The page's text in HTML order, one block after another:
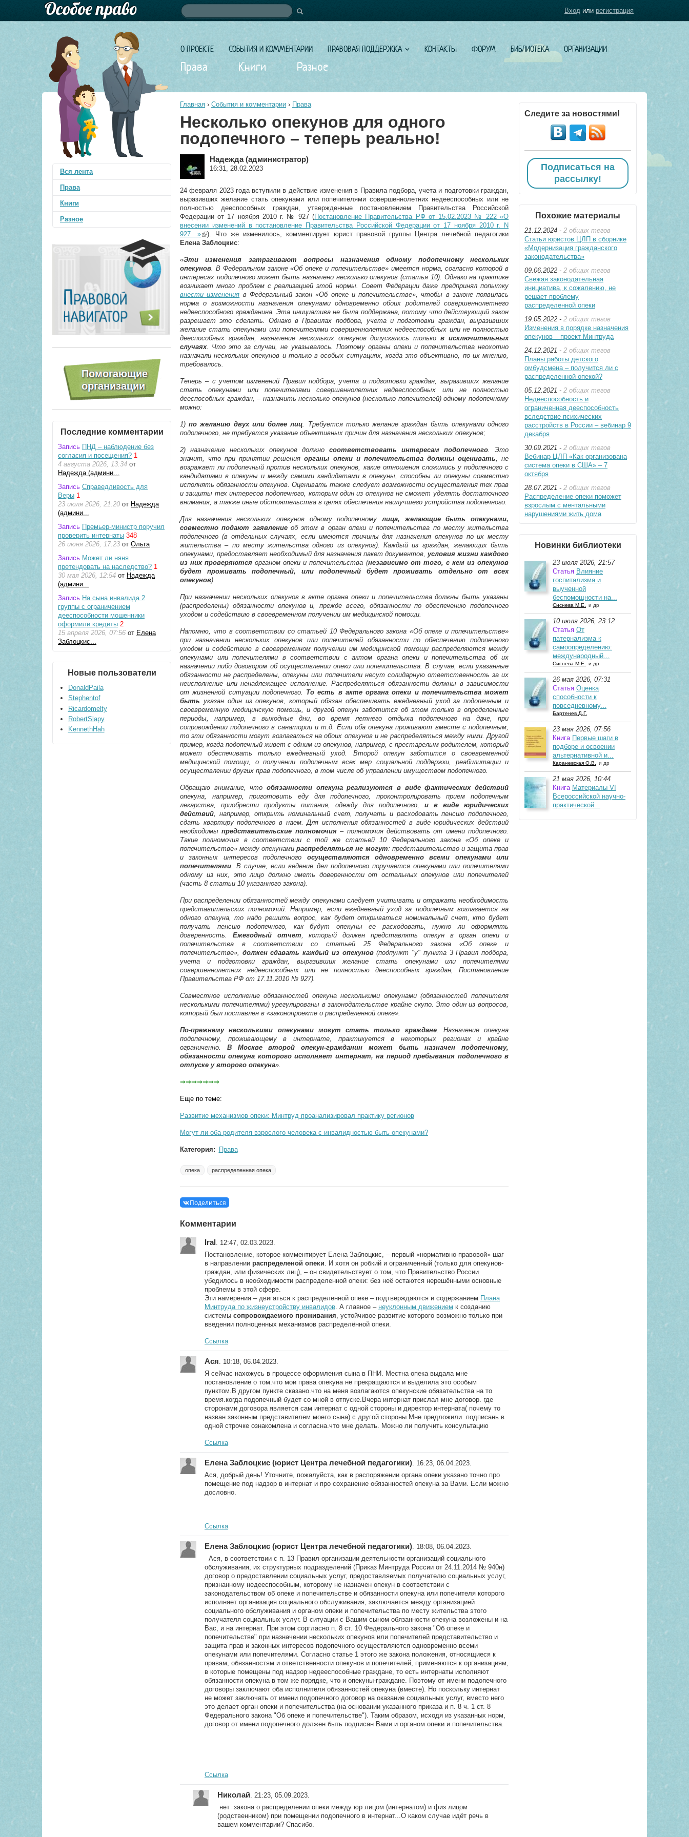
О ПРОЕКТЕ СОБЫТИЯ И КОММЕНТАРИИ ПРАВОВАЯ ПОДДЕРЖКА КОНТАКТЫ ФОРУМ БИБЛИОТЕКА ОРГАНИЗАЦИИ
Права Книги Разное
Форма поиска
Поиск Вход или регистрация
Главная › События и комментарии › Права
Несколько опекунов для одного
подопечного – теперь реально!
Надежда (администратор)
16:31, 28.02.2023
24 февраля 2023 года вступили в действие изменения в Правила подбора, учета и подготовки граждан,
выразивших желание стать опекунами или попечителями совершеннолетних недееспособных или не
полностью дееспособных граждан, утвержденные постановлением Правительства Российской
Федерации от 17 ноября 2010 г. № 927 (Постановление Правительства РФ от 15.02.2023 № 222 «О
внесении изменений в постановление Правительства Российской Федерации от 17 ноября 2010 г. N
927…»(link is external)
). Что же изменилось, комментирует юрист правовой группы Центра лечебной педагогики
Елена Заблоцкис:
«Эти изменения затрагивают вопросы назначения одному подопечному нескольких
опекунов. В Федеральном законе «Об опеке и попечительстве» имеется норма, согласно которой в
интересах подопечного может быть назначено несколько опекунов (статья 10). Однако на практике
возникает много проблем с реализацией этой нормы. Совет Федерации даже предпринял попытку
внести изменения в Федеральный закон «Об опеке и попечительстве», чтобы в законе появилась
норма о возможности назначения опекунами одновременно обоих родителей совершеннолетнего
недееспособного гражданина. Эта инициатива не была поддержана, потому что действующий закон
разрешает это сделать. Однако в Правилах подбора, учета и подготовки граждан, выразивших
желание стать опекунами или попечителями совершеннолетних недееспособных или не полностью
дееспособных граждан, назначение нескольких опекунов допускалось тольков исключительных
случаях. Что это за случаи, не указывалось. Поэтому органы опеки и попечительства неохотно
назначали нескольких опекунов и только в особых ситуациях, когда это объективно, по их мнению,
требовалось.
Теперь – с учетом изменений Правил подбора, учета и подготовки граждан, выразивших желание
стать опекунами или попечителями совершеннолетних недееспособных или не полностью
дееспособных граждан, – назначить несколько опекунов (несколько попечителей) одному подопечному
можно:
1)по желанию двух или более лиц. Требуется только желание граждан быть опекунами одного
подопечного, не требуется указание объективных причин для назначения нескольких опекунов;
2) назначение нескольких опекунов должно соответствовать интересам подопечного. Это
значит, что при принятии решенияорганы опеки и попечительства должны оценивать, не
возражает ли подопечный против нескольких опекунов, какие отношения сложились у подопечного с
кандидатами в опекуны и между самими кандидатами в опекуны, способны ли опекуны совместно
исполнять обязанности опекунов. Оценивать также следует возможности осуществления тех прав
и защиты тех интересов подопечного, которым один из опекунов не сможет уделять достаточного
внимания, а также иные обстоятельства в целях обеспечения наилучшего устройства подопечного.
Для назначения нескольких опекунов одному подопечномулица, желающие быть опекунами,
совместно подают заявлениеоб этом в орган опеки и попечительства по месту жительства
подопечного (в отдельных случаях, если имеются причины для назначения опекунов по их месту
жительства – по месту жительства одного из опекунов). Каждый из граждан, желающих быть
опекунами, предоставляет необходимый для назначения пакет документов, условия жизни каждого
из них проверяются органом опеки и попечительства (независимо от того, с кем из опекунов
будет проживать подопечный, или подопечный будет проживать отдельно от всех
опекунов).
При назначении нескольких опекунов в акте органа опеки и попечительства должны быть указаны
(распределены) обязанности опекунов и, прежде всего, обязанности по обеспечению подопечного
уходом и содействию в своевременном получении им медицинской помощи.
Напомню, что в соответствии со статьей 10 Федерального закона «Об опеке и попечительстве»
при назначении нескольких опекунов или попечителей обязанности по обеспечению подопечного
уходом и содействию в своевременном получении им медицинской помощи распределяются между
опекунами или попечителями в соответствии с актом органа опеки и попечительства об их
назначении либо договором об осуществлении опеки или попечительства. В случае, если указанные
обязанности не распределены, опекуны или попечители несут солидарную ответственность за их
неисполнение или ненадлежащее исполнение. Распределяться обязанности должны в зависимости
от жизненной ситуации подопечного. То есть в акте органа опеки и попечительства может
быть указан один из опекунов, который обязан обеспечивать ежедневный уход за подопечным и
своевременную медицинскую помощь, и другой опекун заботится об этом только в определенные
периоды, например, в выходные дни, во время летнего отдыха подопечного на даче, при
сопровождении подопечного в санатории и т.д. Если оба опекуна проживают вместе с подопечным,
то эти обязанности могут возлагаться на обоих опекунов и не распределяться между ними. Другой
пример, когда подопечный живет с одним из опекунов, например, с престарелым родителем, который
может обеспечивать только ежедневный уход. Второй опекун заботится о своевременной
медицинской помощи, о получении подопечным всех мер социальной поддержки, реабилитации и
осуществлении других прав подопечного, в том числе об управлении имуществом подопечного.
Обращаю внимание, что обязанности опекуна реализуются в виде фактических действий
опекуна, например, приготовить еду для подопечного, проконтролировать прием подопечным
лекарства, приобрести продукты питания, одежду для подопечного, и в виде юридических
действий, например, открыть номинальный счет, получать и расходовать пенсию подопечного,
сдать квартиру подопечного в наем. Для исполнения обязанностей в виде юридических действий
необходимыпредставительские полномочия– полномочия действовать от имени подопечного.
Такие полномочия в соответствии с той же статьей 10 Федерального закона «Об опеке и
попечительстве» между опекунамираспределяться не могут: представительство и защита прав
и законных интересов подопечного осуществляются одновременно всеми опекунами или
попечителями. В случае, если ведение дел подопечного поручается опекунами или попечителями
одному из них, это лицо должно иметь доверенности от остальных опекунов или попечителей
(часть 8 статьи 10 указанного закона).
При распределении обязанностей между опекунами следует учитывать и отражать необходимость
представительских полномочий. Например, если ежедневный уход за подопечным возлагается на
одного опекуна, то надо решить вопрос, как будет открываться номинальный счет, кто будет
получать пенсию подопечного, как будут опекуны ее расходовать, нужно ли оформлять
доверенность. Ежегодный отчет, который должен представлять опекун в орган опеки и
попечительства в соответствии со статьей 25 Федерального закона «Об опеке и
попечительстве», должен сдавать каждый из опекунов(подпункт "у" пункта 3 Правил подбора,
учета и подготовки граждан, выразивших желание стать опекунами или попечителями
совершеннолетних недееспособных или не полностью дееспособных граждан, Постановление
Правительства РФ от 17.11.2010 № 927).
Совместное исполнение обязанностей опекуна несколькими опекунами (обязанностей попечителя
несколькими попечителями) урегулированы в законодательстве крайне скупо. Это один из вопросов,
который был поставлен в «законопроекте о распределенной опеке».
По-прежнему несколькими опекунами могут стать только граждане. Назначение опекуна
подопечному, проживающему в интернате, практикуется в некоторых регионах и крайне
ограниченно. В Москве второй опекун-гражданин может быть назначен подопечному,
обязанности опекуна которого исполняет интернат, на период пребывания подопечного в
отпуске у второго опекуна».
⇒⇒⇒⇒⇒⇒⇒
Еще по теме:
Развитие механизмов опеки: Минтруд проанализировал практику регионов
Могут ли оба родителя взрослого человека с инвалидностью быть опекунами?
Категория: Права
опека распределенная опека
Поделиться
Комментарии
Iral . 12:47, 02.03.2023.
Постановление, которое комментирует Елена Заблоцкис, – первый «нормативно-правовой» шаг
в направлении распределеной опеки . И хотя он робкий и ограниченный (только для опекунов-
граждан, или физических лиц), – он свидетельствует о том, что Правительство России
убедилось в необходимости распределенной опеки: без неё остаются нерешёнными основные
проблемы в этой сфере.
Эти намерения – двигаться к распределенной опеке – подтверждаются и содержанием Плана
Минтруда по жизнеустройству инвалидов . А главное – неуклонным движением к созданию
системы сопровождаемого проживания , устойчивое развитие которого возможно только при
введении полноценных механизмов распределённой опеки.
Ссылка
Ася . 10:18, 06.04.2023.
Я сейчас нахожусь в процессе оформления сына в ПНИ. Местна опека выдала мне
постановление о том.что мои права опекуна не прекращаются и выделила это особым
пунктом.В другом пункте сказано.что на меня возлагаются опекунские обязательства на то
время.когда подопечный будет со мной в отпуске.Вчера интернат прислал мне договор. где
сторонами договора является сам интернат с одной стороны и директор интерната( почему то
назван законным представителем моего сына) с другой стороны.Мне предложили подписань в
одной строчке ознакомлена и согласна.что мне делать. Можно ли получить консультацию
Ссылка
Елена Заблоцкис (юрист Центра лечебной педагогики) . 16:23, 06.04.2023.
Ася, добрый день! Уточните, пожалуйста, как в распоряжении органа опеки указано точно про
помещение под надзор в интернат и про сохранение обязанностей опекуна за Вами. Если можно
дословно.
Ссылка
Елена Заблоцкис (юрист Центра лечебной педагогики) . 18:08, 06.04.2023.
Ася, в соответствии с п. 13 Правил организации деятельности организаций социального
обслуживания, их структурных подразделений (Приказ Минтруда России от 24.11.2014 № 940н)
договор о предоставлении социальных услуг, предоставляемых получателю социальных услуг,
признанному недееспособным, которому не назначен опекун в соответствии с
законодательством об опеке и попечительстве и обязанности опекуна или попечителя которого
исполняет организация социального обслуживания, заключается между организацией
социального обслуживания и органом опеки и попечительства по месту жительства этого
получателя социальных услуг. В ситуации с Вашим сыном обязанности опекуна возложены и на
Вас, и на интернат. При этом соргласно п. 8 ст. 10 Федерального закона "Об опеке и
попечительстве" при назначении нескольких опекунов или попечителей представительство и
защита прав и законных интересов подопечного осуществляются одновременно всеми
опекунами или попечителями. Согласно статье 1 этого же закона положения, относящиеся к
правам, обязанностям и ответственности опекунов и попечителей, применяются к организациям,
в которые помещены под надзор недееспособные граждане, то есть интернаты исполняют
обязанности опекуна в том же порядке, что и опекуны-граждане. Поэтому от имени подопечного
договоры заключают оба исполнителя обязанностей опекуна (вместе). Но поскольку интернат
не может заключать от имени подопечного договор на оказание социальных услуг, вместо него
это делает орган опеки и попечительства (на основании указанного приказа и п. 8 ч. 1 ст. 8
Федерального закона "Об опеке и попечительстве"). Таким образом, исходя из указанных норм,
договор от имени подопечного должен быть подписан Вами и органом опеки и попечительства.
Ссылка
Николай . 21:23, 05.09.2023.
нет закона о распределении опеки между юр лицом (интернатом) и физ лицом
(родственником) при помещении подопечного в интернат...О каком случае идёт речь в
вашем комментарии? Спасибо.
Вся лента
Права
Книги
Разное
Последние комментарии
Запись ПНД – наблюдение без
согласия и посещения? 1
4 августа 2026, 13:34 от
Надежда (админи...
Запись Справедливость для
Веры 1
23 июля 2026, 21:20 от Надежда
(админи...
Запись Премьер-министр поручил
проверить интернаты 348
26 июня 2026, 17:23 от Ольга
Запись Может ли няня
претендовать на наследство? 1
30 мая 2026, 12:54 от Надежда
(админи...
Запись На сына инвалида 2
группы с ограничением
дееспособности мошенники
оформили кредиты 2
15 апреля 2026, 07:56 от Елена
Заблоцкис...
Новые пользователи
DonaldPaila
Stephentof
Ricardomelty
RobertSlapy
KennethHah
Следите за новостями!
Подписаться на
рассылку!
Похожие материалы
21.12.2024 - 2 общих тегов
Статьи юристов ЦЛП в сборнике
«Модернизация гражданского
законодательства»
09.06.2022 - 2 общих тегов
Свежая законодательная
инициатива, к сожалению, не
решает проблему
распределенной опеки
19.05.2022 - 2 общих тегов
Изменения в порядке назначения
опекунов – проект Минтруда
24.12.2021 - 2 общих тегов
Планы работы детского
омбудсмена – получится ли с
распределенной опекой?
05.12.2021 - 2 общих тегов
Недееспособность и
ограниченная дееспособность
вследствие психических
расстройств в России – вебинар 9
декабря
30.09.2021 - 2 общих тегов
Вебинар ЦЛП «Как организована
система опеки в США» – 7
октября
28.07.2021 - 2 общих тегов
Распределение опеки поможет
взрослым с ментальными
нарушениями жить дома
Новинки библиотеки
23 июля 2026, 21:57
Статья Влияние
госпитализма и
выученной
беспомощности на...
Сиснева М.Е. и др
10 июля 2026, 23:12
Статья От
патернализма к
самоопределению:
международный...
Сиснева М.Е. и др
26 мая 2026, 07:31
Статья Оценка
способности к
повседневному...
Бартенев Д.Г.
23 мая 2026, 07:56
Книга Первые шаги в
подборе и освоении
альтернативной и...
Караневская О.В. и др
21 мая 2026, 10:44
Книга Материалы VI
Всероссийской научно-
практической...